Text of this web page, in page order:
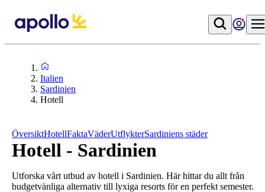
Italien
Sardinien
Hotell
ÖversiktHotellFaktaVäderUtflykterSardiniens städer
Hotell - Sardinien
Utforska vårt utbud av hotell i Sardinien. Här hittar du allt från
budgetvänliga alternativ till lyxiga resorts för en perfekt semester.